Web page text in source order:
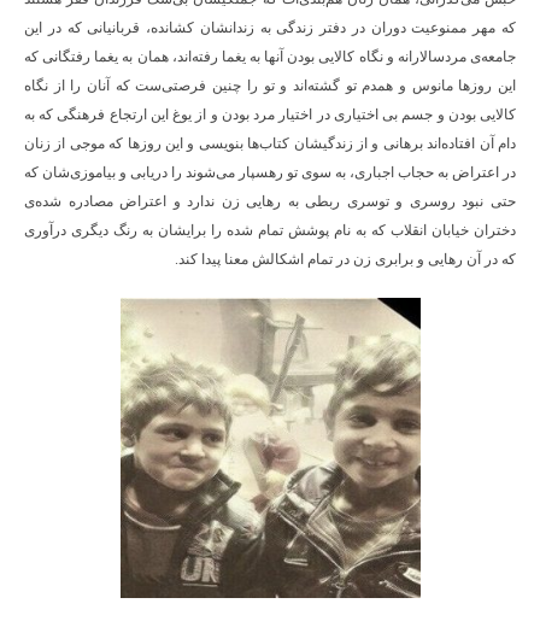
که مهر ممنوعیت دوران در دفتر زندگی به زندانشان کشانده، قربانیانی که در این
جامعه‌ی مردسالارانه و نگاه کالایی بودن آنها به یغما رفته‌اند، همان به یغما رفتگانی که
این روزها مانوس و همدم تو گشته‌اند و تو را چنین فرصتی‌ست که آنان را از نگاه
کالایی بودن و جسم بی اختیاری در اختیار مرد بودن و از یوغ این ارتجاع فرهنگی که به
دام آن افتاده‌اند برهانی و از زندگیشان کتاب‌ها بنویسی و این روزها که موجی از زنان
در اعتراض به حجاب اجباری، به سوی تو رهسپار می‌شوند را دریابی و بیاموزی‌شان که
حتی نبود روسری و توسری ربطی به رهایی زن ندارد و اعتراض مصادره شده‌ی
دختران خیابان انقلاب که به نام پوشش تمام شده را برایشان به رنگ دیگری درآوری
که در آن رهایی و برابری زن در تمام اشکالش معنا پیدا کند.